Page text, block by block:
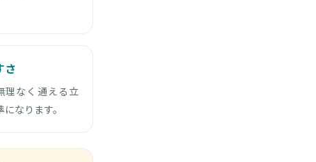
さ
理なく通える立
なります。